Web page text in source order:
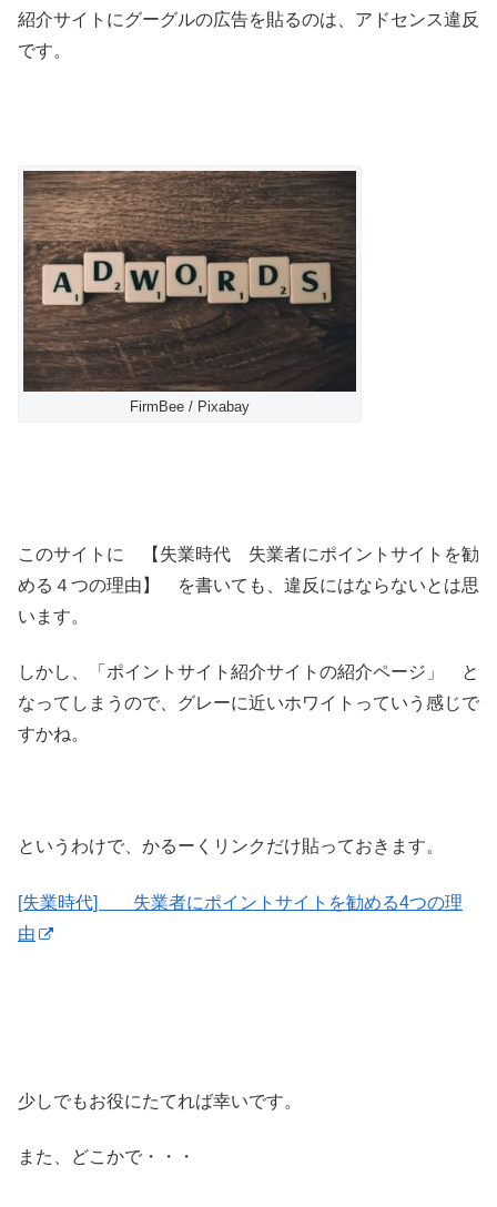
紹介サイトにグーグルの広告を貼るのは、アドセンス違反
です。
FirmBee / Pixabay
このサイトに 【失業時代 失業者にポイントサイトを勧
める４つの理由】 を書いても、違反にはならないとは思
います。
しかし、「ポイントサイト紹介サイトの紹介ページ」 と
なってしまうので、グレーに近いホワイトっていう感じで
すかね。
というわけで、かるーくリンクだけ貼っておきます。
[失業時代] 失業者にポイントサイトを勧める4つの理
由
少しでもお役にたてれば幸いです。
また、どこかで・・・